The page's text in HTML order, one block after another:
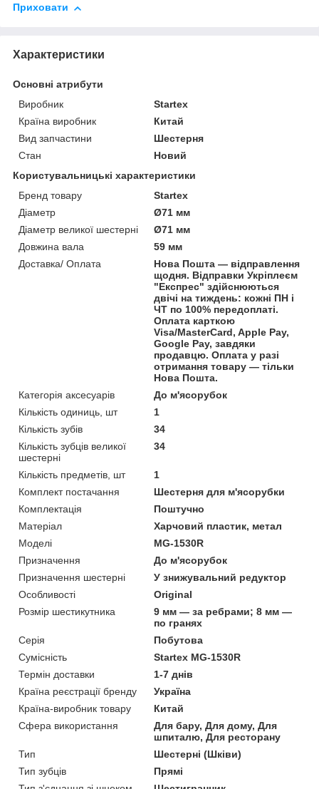
Приховати
Характеристики
Основні атрибути
Виробник
Startex
Країна виробник
Китай
Вид запчастини
Шестерня
Стан
Новий
Користувальницькі характеристики
Бренд товару
Startex
Діаметр
Ø71 мм
Діаметр великої шестерні
Ø71 мм
Довжина вала
59 мм
Доставка/ Оплата
Нова Пошта — відправлення
щодня. Відправки Укріплеєм
"Експрес" здійснюються
двічі на тиждень: кожні ПН і
ЧТ по 100% передоплаті.
Оплата карткою
Visa/MasterCard, Apple Pay,
Google Pay, завдяки
продавцю. Оплата у разі
отримання товару — тільки
Нова Пошта.
Категорія аксесуарів
До м'ясорубок
Кількість одиниць, шт
1
Кількість зубів
34
Кількість зубців великої
шестерні
34
Кількість предметів, шт
1
Комплект постачання
Шестерня для м'ясорубки
Комплектація
Поштучно
Матеріал
Харчовий пластик, метал
Моделі
MG-1530R
Призначення
До м'ясорубок
Призначення шестерні
У знижувальний редуктор
Особливості
Original
Розмір шестикутника
9 мм — за ребрами; 8 мм —
по гранях
Серія
Побутова
Сумісність
Startex MG-1530R
Термін доставки
1-7 днів
Країна реєстрації бренду
Україна
Країна-виробник товару
Китай
Сфера використання
Для бару, Для дому, Для
шпиталю, Для ресторану
Тип
Шестерні (Шківи)
Тип зубців
Прямі